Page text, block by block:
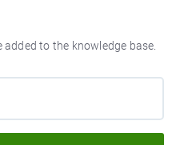
to the knowledge base.